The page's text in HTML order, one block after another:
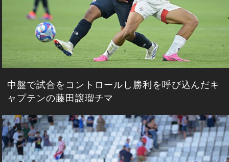
中盤で試合をコントロールし勝利を呼び込んだキ
ャプテンの藤田譲瑠チマ